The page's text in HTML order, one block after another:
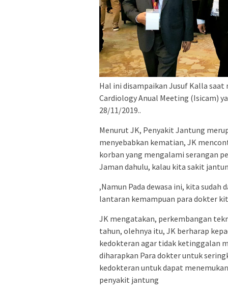
Hal ini disampaikan Jusuf Kalla
Cardiology Anual Meeting (Isicam)
28/11/2019..
Menurut JK, Penyakit Jantung
menyebabkan kematian, JK
korban yang mengalami serangan
Jaman dahulu, kalau kita sakit
,Namun Pada dewasa ini, kita
lantaran kemampuan para dokter
JK mengatakan, perkembangan
tahun, olehnya itu, JK berharap
kedokteran agar tidak ketinggalan
diharapkan Para dokter untuk
kedokteran untuk dapat
penyakit jantung